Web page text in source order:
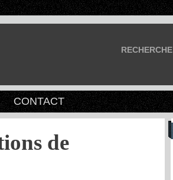
RECHERCHE
CONTACT
de